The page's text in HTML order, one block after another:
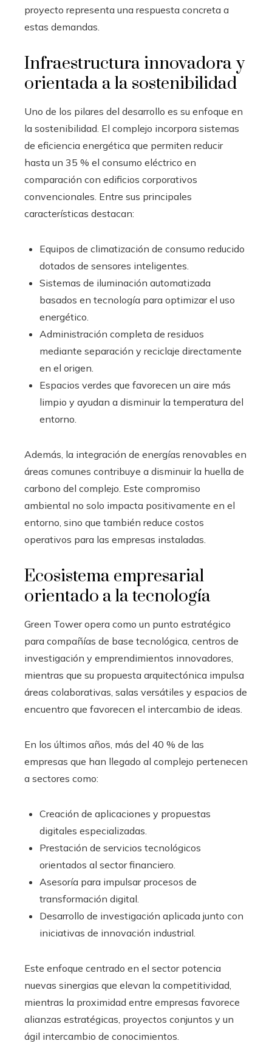
proyecto representa una respuesta concreta a
estas demandas.
Infraestructura innovadora y
orientada a la sostenibilidad
Uno de los pilares del desarrollo es su enfoque en
la sostenibilidad. El complejo incorpora sistemas
de eficiencia energética que permiten reducir
hasta un 35 % el consumo eléctrico en
comparación con edificios corporativos
convencionales. Entre sus principales
características destacan:
Equipos de climatización de consumo reducido
dotados de sensores inteligentes.
Sistemas de iluminación automatizada
basados en tecnología para optimizar el uso
energético.
Administración completa de residuos
mediante separación y reciclaje directamente
en el origen.
Espacios verdes que favorecen un aire más
limpio y ayudan a disminuir la temperatura del
entorno.
Además, la integración de energías renovables en
áreas comunes contribuye a disminuir la huella de
carbono del complejo. Este compromiso
ambiental no solo impacta positivamente en el
entorno, sino que también reduce costos
operativos para las empresas instaladas.
Ecosistema empresarial
orientado a la tecnología
Green Tower opera como un punto estratégico
para compañías de base tecnológica, centros de
investigación y emprendimientos innovadores,
mientras que su propuesta arquitectónica impulsa
áreas colaborativas, salas versátiles y espacios de
encuentro que favorecen el intercambio de ideas.
En los últimos años, más del 40 % de las
empresas que han llegado al complejo pertenecen
a sectores como:
Creación de aplicaciones y propuestas
digitales especializadas.
Prestación de servicios tecnológicos
orientados al sector financiero.
Asesoría para impulsar procesos de
transformación digital.
Desarrollo de investigación aplicada junto con
iniciativas de innovación industrial.
Este enfoque centrado en el sector potencia
nuevas sinergias que elevan la competitividad,
mientras la proximidad entre empresas favorece
alianzas estratégicas, proyectos conjuntos y un
ágil intercambio de conocimientos.